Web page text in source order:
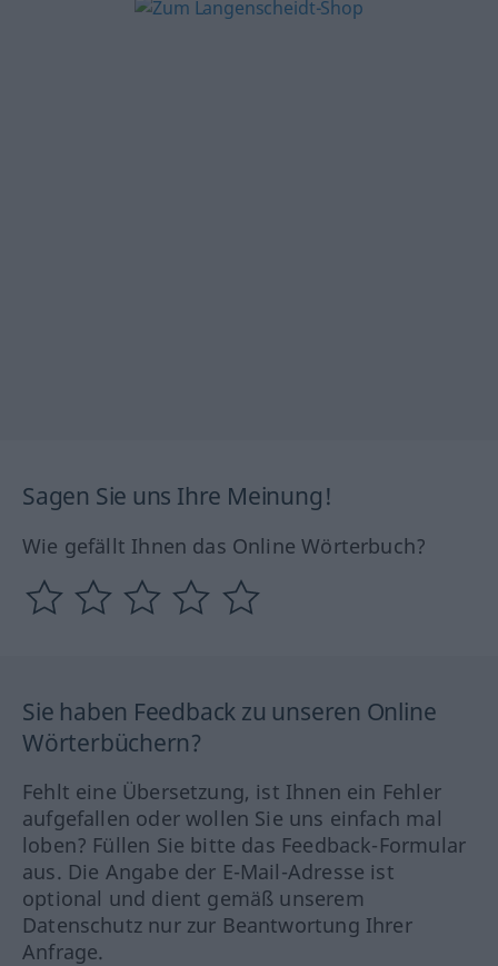
Sagen Sie uns Ihre Meinung!
Wie gefällt Ihnen das Online Wörterbuch?
Sie haben Feedback zu unseren Online
Wörterbüchern?
Fehlt eine Übersetzung, ist Ihnen ein Fehler
aufgefallen oder wollen Sie uns einfach mal
loben? Füllen Sie bitte das Feedback-Formular
aus. Die Angabe der E-Mail-Adresse ist
optional und dient gemäß unserem
Datenschutz nur zur Beantwortung Ihrer
Anfrage.